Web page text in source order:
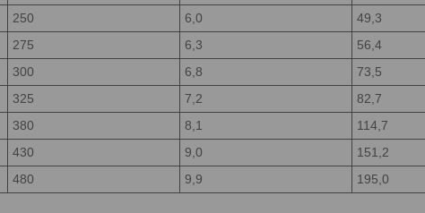
250 6,0
49,3
275 6,3
56,4
300 6,8
73,5
325 7,2
82,7
380 8,1
114,7
430 9,0
151,2
480 9,9 195,0